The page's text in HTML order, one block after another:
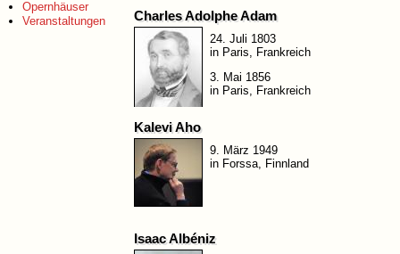
Opernhäuser
Veranstaltungen
Charles Adolphe Adam
24. Juli 1803
in Paris, Frankreich
3. Mai 1856
in Paris, Frankreich
Kalevi Aho
9. März 1949
in Forssa, Finnland
Isaac Albéniz